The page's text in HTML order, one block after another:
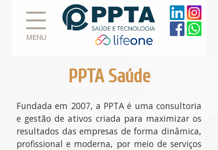
MENU
PPTA Saúde
Fundada em 2007, a PPTA é uma consultoria
e gestão de ativos criada para maximizar os
resultados das empresas de forma dinâmica,
profissional e moderna, por meio de serviços